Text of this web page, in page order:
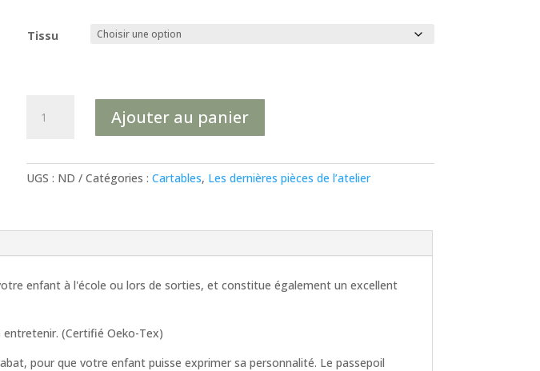
Tissu
Simili
Fleurs
-
Disponible
de
Ajouter au panier
UGS : ND Catégories : Cartables, Les dernières pièces de l’atelier
enfant à l'école ou lors de sorties, et constitue également un excellent
entretenir. (Certifié Oeko-Tex)
pour que votre enfant puisse exprimer sa personnalité. Le passepoil